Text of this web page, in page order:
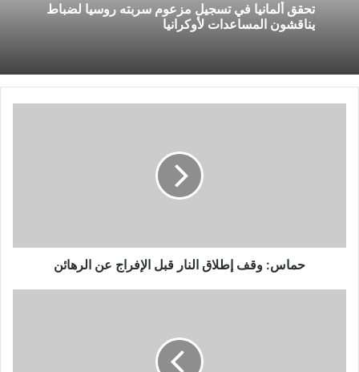
تحقق ألمانيا في تسجيل مزعوم سربته روسيا لضباط
يناقشون المساعدات لأوكرانيا
حماس: وقف إطلاق النار قبل الإفراج عن الرهائن